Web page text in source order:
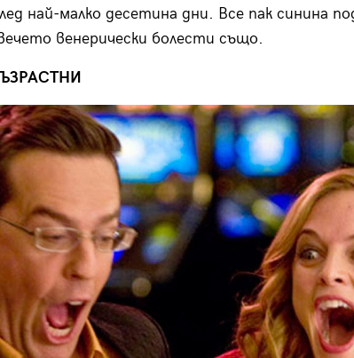
най-малко десетина дни. Все пак синина
венерически болести също.